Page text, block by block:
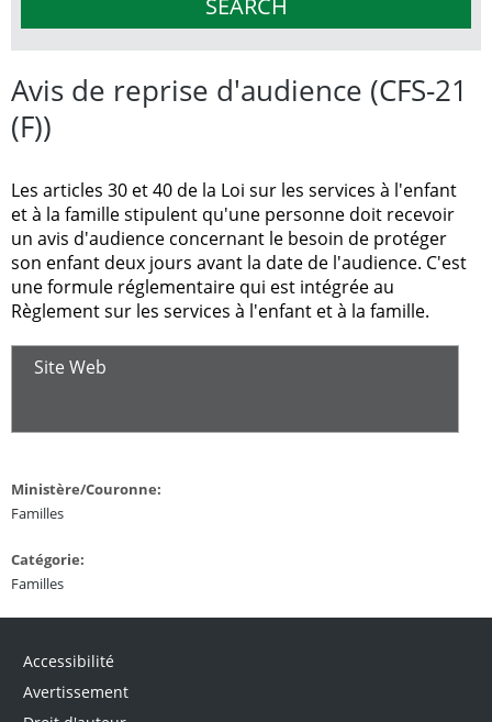
Avis de reprise d'audience (CFS-21
(F))
Les articles 30 et 40 de la Loi sur les services à l'enfant
et à la famille stipulent qu'une personne doit recevoir
un avis d'audience concernant le besoin de protéger
son enfant deux jours avant la date de l'audience. C'est
une formule réglementaire qui est intégrée au
Règlement sur les services à l'enfant et à la famille.
Site Web
Ministère/Couronne:
Familles
Catégorie:
Familles
Accessibilité
Avertissement